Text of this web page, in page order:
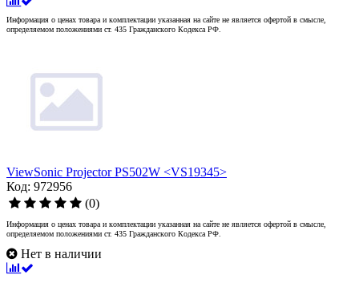
Информация о ценах товара и комплектации указанная на сайте не является офертой в смысле,
определяемом положениями ст. 435 Гражданского Кодекса РФ.
ViewSonic Projector PS502W <VS19345>
Код: 972956
(0)
Информация о ценах товара и комплектации указанная на сайте не является офертой в смысле,
определяемом положениями ст. 435 Гражданского Кодекса РФ.
Нет в наличии